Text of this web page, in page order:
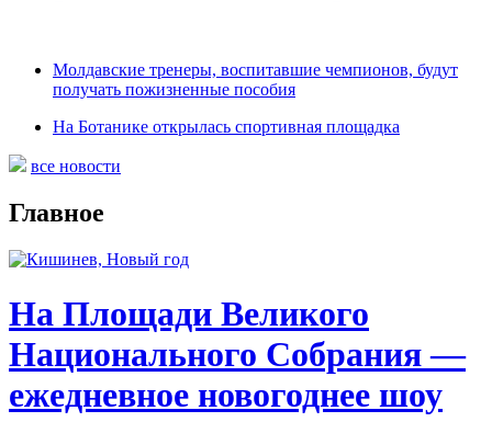
Молдавские тренеры, воспитавшие чемпионов, будут
получать пожизненные пособия
На Ботанике открылась спортивная площадка
все новости
Главное
На Площади Великого
Национального Собрания —
ежедневное новогоднее шоу